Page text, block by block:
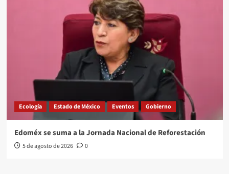
Ecología Estado de México Eventos Gobierno
Edoméx se suma a la Jornada Nacional de Reforestación
5 de agosto de 2026 0